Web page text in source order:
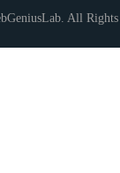
All Rights